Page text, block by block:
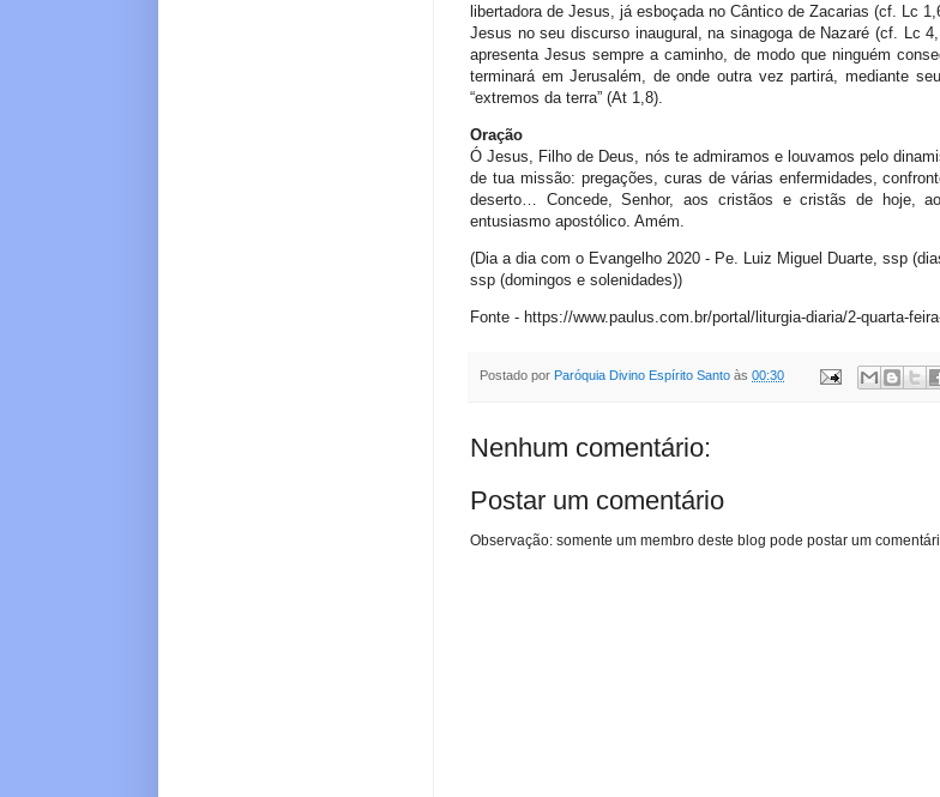
libertadora de Jesus, já esboçada no Cântico de Zacarias (cf. Lc
Jesus no seu discurso inaugural, na sinagoga de Nazaré (cf. Lc
apresenta Jesus sempre a caminho, de modo que ninguém
terminará em Jerusalém, de onde outra vez partirá, mediante
“extremos da terra” (At 1,8).
Oração
Ó Jesus, Filho de Deus, nós te admiramos e louvamos pelo
de tua missão: pregações, curas de várias enfermidades,
deserto… Concede, Senhor, aos cristãos e cristãs de hoje,
entusiasmo apostólico. Amém.
(Dia a dia com o Evangelho 2020 - Pe. Luiz Miguel Duarte, ssp
ssp (domingos e solenidades))
Fonte - https://www.paulus.com.br/portal/liturgia-diaria/2-quarta-
Postado por Paróquia Divino Espírito Santo às 00:30
Nenhum comentário:
Postar um comentário
Observação: somente um membro deste blog pode postar um